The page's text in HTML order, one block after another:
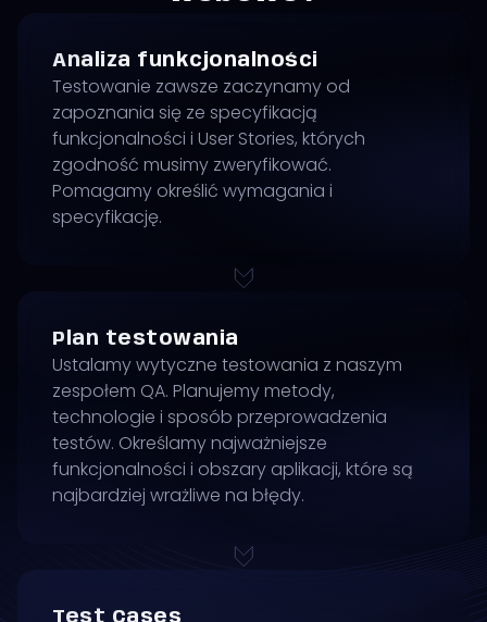
Analiza funkcjonalności
Testowanie zawsze zaczynamy od
zapoznania się ze specyfikacją
funkcjonalności i User Stories, których
zgodność musimy zweryfikować.
Pomagamy określić wymagania i
specyfikację.
Plan testowania
Ustalamy wytyczne testowania z naszym
zespołem QA. Planujemy metody,
technologie i sposób przeprowadzenia
testów. Określamy najważniejsze
funkcjonalności i obszary aplikacji, które są
najbardziej wrażliwe na błędy.
Test Cases